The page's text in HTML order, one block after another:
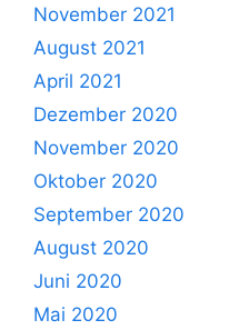
November 2021
August 2021
April 2021
Dezember 2020
November 2020
Oktober 2020
September 2020
August 2020
Juni 2020
Mai 2020